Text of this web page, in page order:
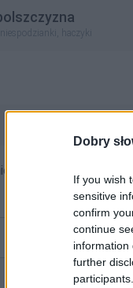
Dobry
If you wish
sensitive
confirm
continue
information
further
haczyki